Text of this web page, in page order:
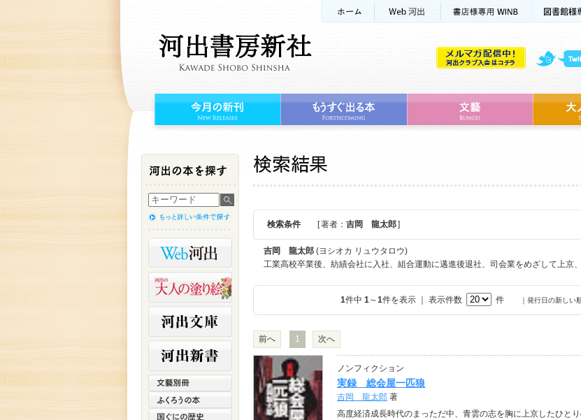
検索条件 [ 著者： 吉岡 龍太郎]
吉岡 龍太郎 (ヨシオカ リュウタロウ)
工業高校卒業後、紡績会社に入社、組合運動に邁進後退社、司会業をめざして上京
1件中 1～1件を表示 ｜ 表示件数 件 ｜発行日の新しい
前へ 1 次へ
ノンフィクション
実録 総会屋一匹狼
吉岡 龍太郎 著
高度経済成長時代のまっただ中、青雲の志を胸に上京したひとり